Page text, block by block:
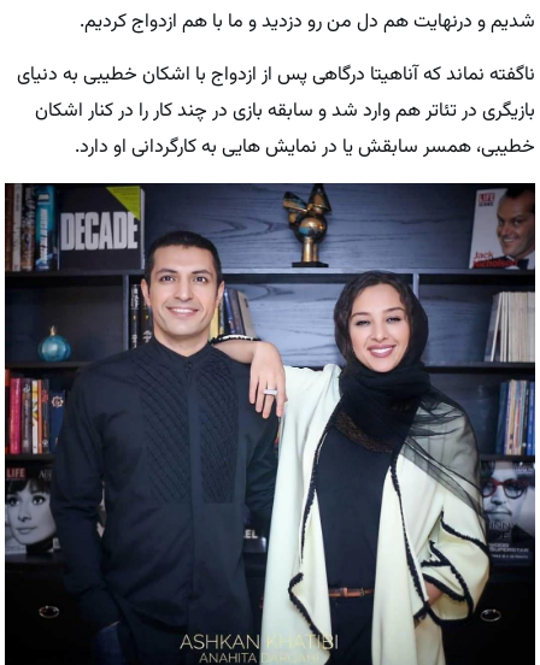
شدیم و درنهایت هم دل من رو دزدید و ما با هم ازدواج کردیم.
ناگفته نماند که آناهیتا درگاهی پس از ازدواج با اشکان خطیبی به دنیای
بازیگری در تئاتر هم وارد شد و سابقه بازی در چند کار را در کنار اشکان
خطیبی، همسر سابقش یا در نمایش هایی به کارگردانی او دارد.